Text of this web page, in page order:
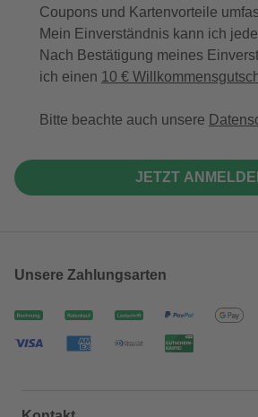
Coupons und Kartenvorteile
Mein Einverständnis kann ich
Nach Bestätigung meines
ich einen 10 €
Bitte beachte auch unsere
JETZT
Unsere Zahlungsarten